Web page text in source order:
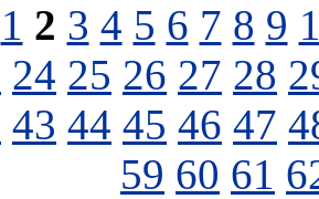
1 2 3 4 5 6 7 8 9
24 25 26 27 28
43 44 45 46 47
59 60 61